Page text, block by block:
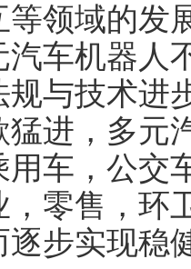
等领域的发
汽车机器人
与技术进
猛进，多元
车，公交
零售，环
步实现稳